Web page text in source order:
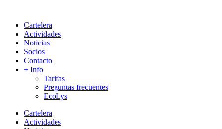
Cartelera
Actividades
Noticias
Socios
Contacto
+ Info
Tarifas
Preguntas frecuentes
EcoLys
Cartelera
Actividades